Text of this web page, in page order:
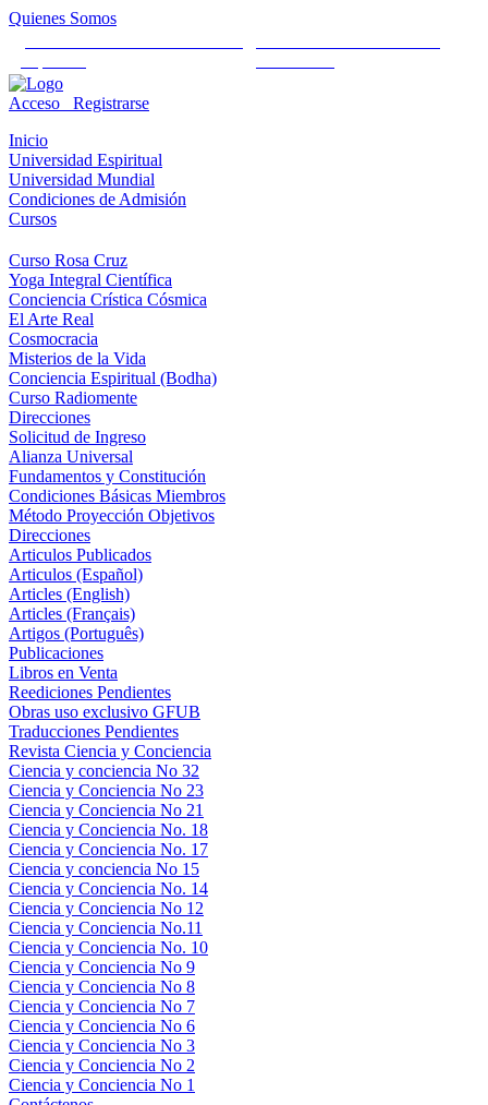
Quienes Somos
Acceso
Registrarse
Inicio
Universidad Espiritual
Universidad Mundial
Condiciones de Admisión
Cursos
Curso Rosa Cruz
Yoga Integral Científica
Conciencia Crística Cósmica
El Arte Real
Cosmocracia
Misterios de la Vida
Conciencia Espiritual (Bodha)
Curso Radiomente
Direcciones
Solicitud de Ingreso
Alianza Universal
Fundamentos y Constitución
Condiciones Básicas Miembros
Método Proyección Objetivos
Direcciones
Articulos Publicados
Articulos (Español)
Articles (English)
Articles (Français)
Artigos (Português)
Publicaciones
Libros en Venta
Reediciones Pendientes
Obras uso exclusivo GFUB
Traducciones Pendientes
Revista Ciencia y Conciencia
Ciencia y conciencia No 32
Ciencia y Conciencia No 23
Ciencia y Conciencia No 21
Ciencia y Conciencia No. 18
Ciencia y Conciencia No. 17
Ciencia y conciencia No 15
Ciencia y Conciencia No. 14
Ciencia y Conciencia No 12
Ciencia y Conciencia No.11
Ciencia y Conciencia No. 10
Ciencia y Conciencia No 9
Ciencia y Conciencia No 8
Ciencia y Conciencia No 7
Ciencia y Conciencia No 6
Ciencia y Conciencia No 3
Ciencia y Conciencia No 2
Ciencia y Conciencia No 1